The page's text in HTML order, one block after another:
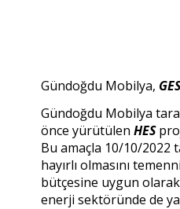
Gündoğdu Mobilya,
Gündoğdu Mobilya
önce yürütülen HES
Bu amaçla 10/10/2022
hayırlı olmasını
bütçesine uygun olarak
enerji sektöründe de